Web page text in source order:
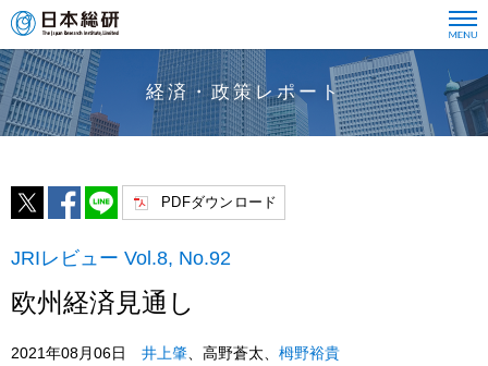
経済・政策レポート
PDFダウンロード
JRIレビュー Vol.8, No.92
欧州経済見通し
2021年08月06日 井上肇 、高野蒼太、 栂野裕貴